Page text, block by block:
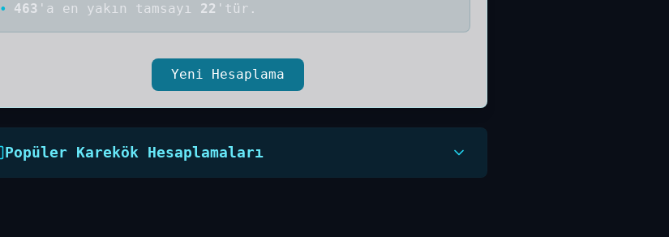
•
463 'a en yakın tamsayı 22 'tür.
Yeni Hesaplama
Popüler Karekök Hesaplamaları